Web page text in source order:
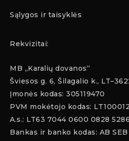
Sąlygos ir taisyklės
Rekvizitai:
MB „Karalių dovanos“
Šviesos g. 6, Šilagalio k.,
Įmonės kodas: 305119470
PVM mokėtojo kodas:
A.s.: LT63 7044 0600 0828 5286
Bankas ir banko kodas: AB